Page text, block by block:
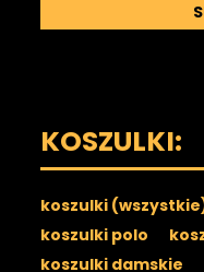
KOSZULKI:
koszulki
koszulki polo
koszulki damskie